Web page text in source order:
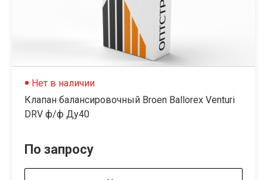
Нет в наличии
Клапан балансировочный Broen Ballorex Venturi
DRV ф/ф Ду40
По запросу